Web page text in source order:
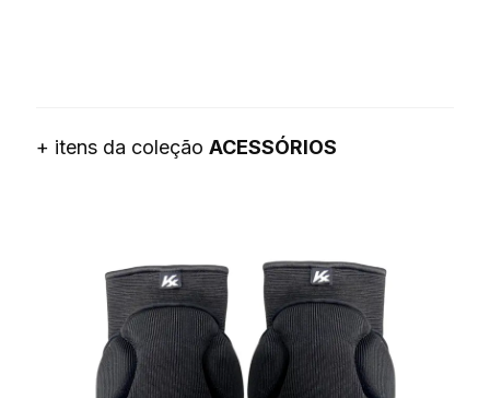
+ itens da coleção ACESSÓRIOS